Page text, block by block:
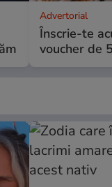
Advertorial
Înscrie-te
voucher de